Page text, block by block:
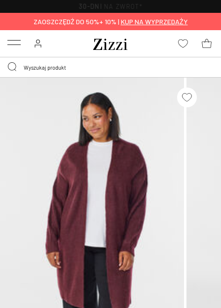
WYMIEŃ ZA DARMO W CIĄGU 30 DNI
ZAOSZCZĘDŹ DO 50%+ 10% | KUP NA WYPRZEDAŻY
Menu